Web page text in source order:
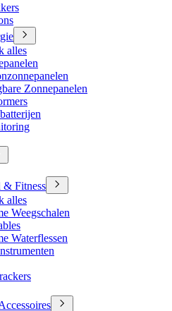
alles
Zonnepanelen
& Fitness
alles
Weegschalen
Waterflessen